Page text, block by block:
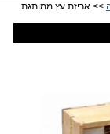
>> אריזת עץ ממותגת